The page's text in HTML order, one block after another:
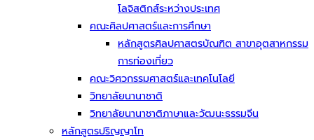
โลจิสติกส์ระหว่างประเทศ
คณะศิลปศาสตร์และการศึกษา
หลักสูตรศิลปศาสตรบัณฑิต สาขาอุตสาหกรรม
การท่องเที่ยว
คณะวิศวกรรมศาสตร์และเทคโนโลยี
วิทยาลัยนานาชาติ
วิทยาลัยนานาชาติภาษาและวัฒนะธรรมจีน
หลักสูตรปริญญาโท